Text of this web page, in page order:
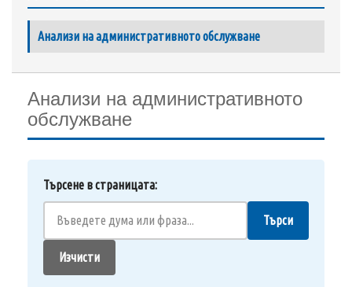
Анализи на административното обслужване
Анализи на административното
обслужване
Търсене в страницата:
Търси
Изчисти